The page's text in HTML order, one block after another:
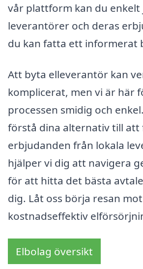
vår plattform kan du enkelt
leverantörer och deras
du kan fatta ett informerat
Att byta elleverantör kan
komplicerat, men vi är här
processen smidig och
förstå dina alternativ till att
erbjudanden från lokala
hjälper vi dig att navigera
för att hitta det bästa
dig. Låt oss börja resan
kostnadseffektiv
Elbolag översikt